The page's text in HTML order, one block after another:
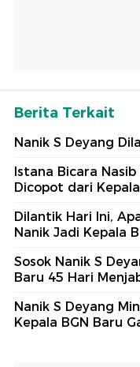
Berita Terkait
Nanik S Deyang
Istana Bicara
Dicopot dari Kepala
Dilantik Hari Ini,
Nanik Jadi Kepala
Sosok Nanik S
Baru 45 Hari
Nanik S Deyang
Kepala BGN Baru